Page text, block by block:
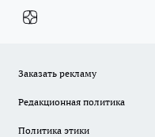
Заказать рекламу
Редакционная политика
Политика этики